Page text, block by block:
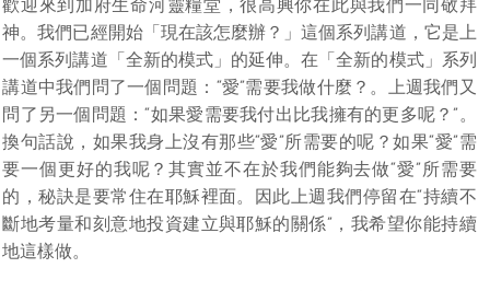
歡迎來到加府生命河靈糧堂，很高興你在此與我們一同敬拜
神。我們已經開始「現在該怎麼辦？」這個系列講道，它是上
一個系列講道「全新的模式」的延伸。在「全新的模式」系列
講道中我們問了一個問題：“愛”需要我做什麼？。上週我們又
問了另一個問題：“如果愛需要我付出比我擁有的更多呢？”。
換句話說，如果我身上沒有那些“愛”所需要的呢？如果“愛”需
要一個更好的我呢？其實並不在於我們能夠去做“愛”所需要
的，秘訣是要常住在耶穌裡面。因此上週我們停留在“持續不
斷地考量和刻意地投資建立與耶穌的關係”，我希望你能持續
地這樣做。